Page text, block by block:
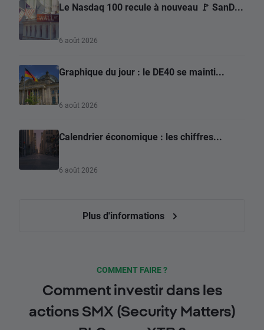
Le Nasdaq 100 recule à nouveau 🚩 SanD...
6 août 2026
Graphique du jour : le DE40 se mainti...
6 août 2026
Calendrier économique : les chiffres...
6 août 2026
Plus d'informations
COMMENT FAIRE ?
Comment investir dans les
actions SMX (Security Matters)